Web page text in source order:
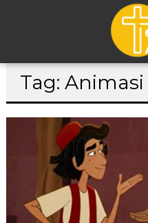
Lompat
Tag: Animasi